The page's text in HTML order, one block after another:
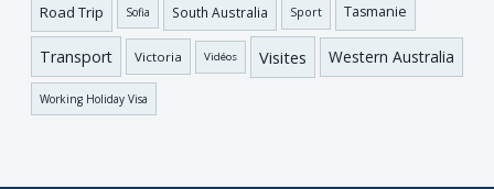
Road Trip Sofia South Australia Sport Tasmanie
Transport Victoria Vidéos Visites Western Australia
Working Holiday Visa